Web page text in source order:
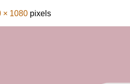
× 1080 pixels